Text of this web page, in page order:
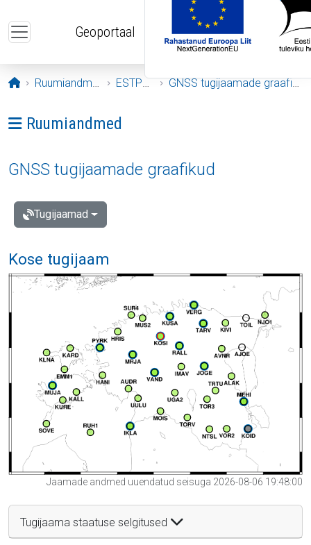
Geoportaal
Avaleht
Ruumiandmed ESTPOS GNSS tugijaamade graafikud
Ava menüü: Ruumiandmed
Ruumiandmed
GNSS tugijaamade graafikud
Tugijaamad
Kose tugijaam
Jaamade andmed uuendatud seisuga 2026-08-06 19:48:00
Tugijaama staatuse selgitused